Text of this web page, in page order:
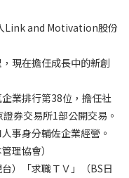
Link and Motivation股份
現在擔任成長中的新創
業排行第38位，擔任社
券交易所1部公開交易。
事身分輔佐企業經營。
理協會）
）「求職ＴＶ」（BS日